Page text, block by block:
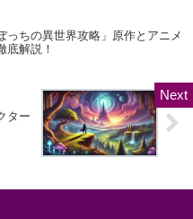
っちの異世界攻略」原作とアニメ
底解説！
ター